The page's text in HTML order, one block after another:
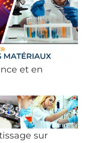
et en
sur